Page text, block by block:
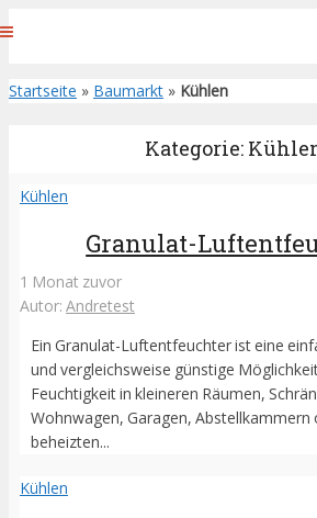
Startseite » Baumarkt » Kühlen
Kategorie:
Kühlen
Granulat-
1 Monat zuvor
Autor: Andretest
Ein Granulat-Luftentfeuchter ist eine
und vergleichsweise günstige
Feuchtigkeit in kleineren Räumen,
Wohnwagen, Garagen, Abstellkammern
beheizten...
Kühlen